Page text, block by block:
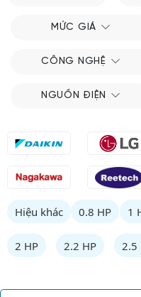
MỨC GIÁ
CÔNG NGHỆ
NGUỒN ĐIỆN
Hiệu khác 0.8 HP 1
2 HP 2.2 HP 2.5